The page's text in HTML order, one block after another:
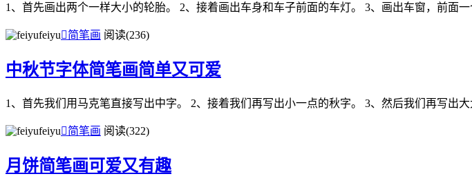
1、首先画出两个一样大小的轮胎。 2、接着画出车身和车子前面的车灯。 3、画出车窗，前面
feiyu简笔画 阅读(236)
中秋节字体简笔画简单又可爱
1、首先我们用马克笔直接写出中字。 2、接着我们再写出小一点的秋字。 3、然后我们再写出
feiyu简笔画 阅读(322)
月饼简笔画可爱又有趣